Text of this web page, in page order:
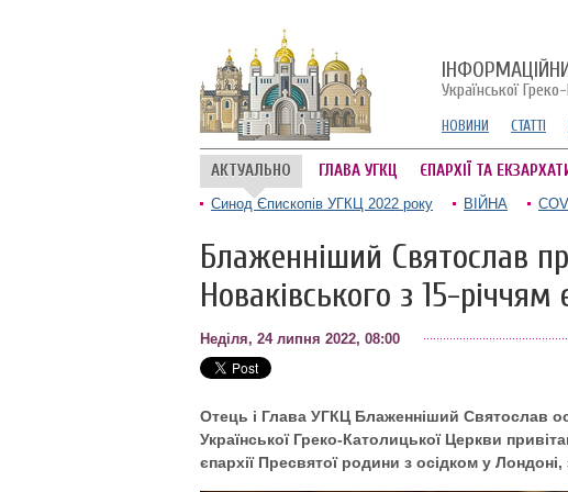
Української
НОВИНИ СТАТТІ
АКТУАЛЬНО ГЛАВА УГКЦ ЄПАРХІЇ ТА
Синод Єпископів УГКЦ 2022 року ВІЙНА
Блаженніший Святослав
Новаківського з 15-річчям
Неділя, 24 липня 2022, 08:00
Отець і Глава УГКЦ Блаженніший Святослав
Української Греко-Католицької Церкви
єпархії Пресвятої родини з осідком у Лондоні,